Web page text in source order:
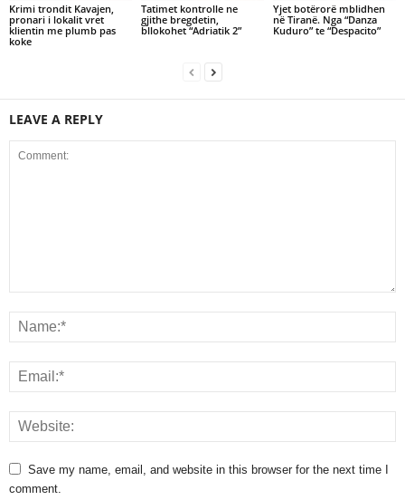
Krimi trondit Kavajen,
pronari i lokalit vret
klientin me plumb pas
koke
Tatimet kontrolle ne
gjithe bregdetin,
bllokohet “Adriatik 2”
Yjet botërorë mblidhen
në Tiranë. Nga “Danza
Kuduro” te “Despacito”
LEAVE A REPLY
Save my name, email, and website in this browser for the next time I
comment.